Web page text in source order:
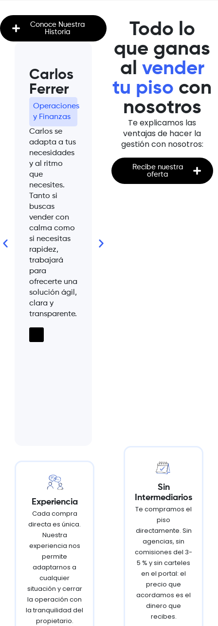
Todo lo
que ganas
al vender
tu piso con
nosotros
Te explicamos las
ventajas de hacer la
gestión con nosotros:
Recibe nuestra
oferta
Conoce Nuestra
Historia
Carlos
Ferrer
Operaciones
y Finanzas
Carlos se
adapta a tus
necesidades
y al ritmo
que
necesites.
Tanto si
buscas
vender con
calma como
si necesitas
rapidez,
trabajará
para
ofrecerte una
solución ágil,
clara y
transparente.
Xavi
Ferrer
Manager
Servicios
Generales
encarga de
coordinar
todos los
Olga
a tu
primer
Experiencia
Cada compra
directa es única.
Nuestra
experiencia nos
permite
adaptarnos a
cualquier
situación y cerrar
la operación con
la tranquilidad del
propietario.
Sin
Intermediarios
Te compramos el
piso
directamente. Sin
agencias, sin
comisiones del 3-
5 % y sin carteles
en el portal: el
precio que
acordamos es el
dinero que
recibes.